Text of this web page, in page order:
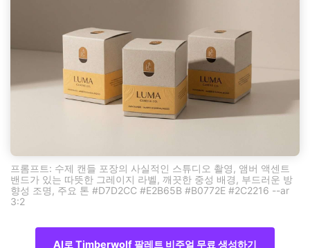
프롬프트: 수제 캔들 포장의 사실적인 스튜디오 촬영, 앰버 액센트
밴드가 있는 따뜻한 그레이지 라벨, 깨끗한 중성 배경, 부드러운 방
향성 조명, 주요 톤 #D7D2CC #E2B65B #B0772E #2C2216 --ar
3:2
AI로 Timberwolf 팔레트 비주얼 무료 생성하기